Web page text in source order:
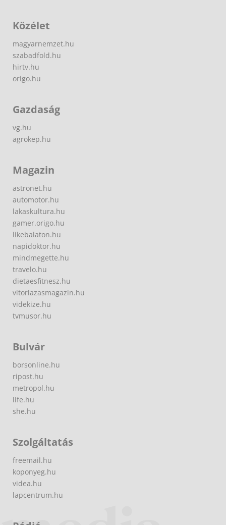
Közélet
magyarnemzet.hu
szabadfold.hu
hirtv.hu
origo.hu
Gazdaság
vg.hu
agrokep.hu
Magazin
astronet.hu
automotor.hu
lakaskultura.hu
gamer.origo.hu
likebalaton.hu
napidoktor.hu
mindmegette.hu
travelo.hu
dietaesfitnesz.hu
vitorlazasmagazin.hu
videkize.hu
tvmusor.hu
Bulvár
borsonline.hu
ripost.hu
metropol.hu
life.hu
she.hu
Szolgáltatás
freemail.hu
koponyeg.hu
videa.hu
lapcentrum.hu